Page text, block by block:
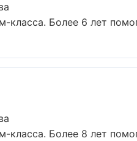
Более 6 лет
Более 8 лет